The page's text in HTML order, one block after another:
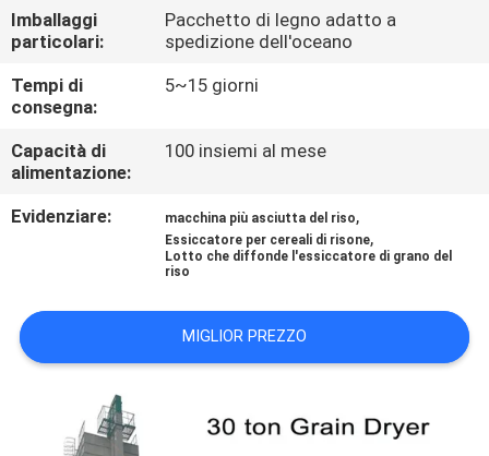
CONTATTICI
NOTIZIE
RICHIEDA
UNA
MAPPA
DEL
Imballaggi
particolari:
Pacchetto di legno adatto a
spedizione dell'oceano
Tempi di
consegna:
5~15 giorni
Capacità di
alimentazione:
100 insiemi al mese
Evidenziare: macchina più asciutta del riso,
Essiccatore per cereali di risone,
Lotto che diffonde l'essiccatore di grano del
riso
MIGLIOR PREZZO